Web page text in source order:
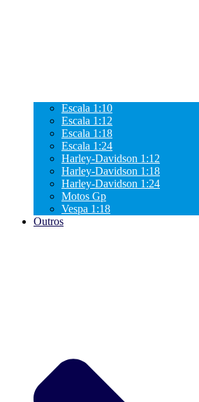
Escala 1:10
Escala 1:12
Escala 1:18
Escala 1:24
Harley-Davidson 1:12
Harley-Davidson 1:18
Harley-Davidson 1:24
Motos Gp
Vespa 1:18
Outros